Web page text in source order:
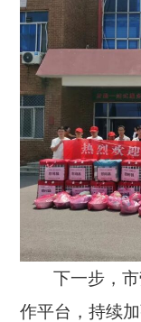
下一步，
作平台，持续